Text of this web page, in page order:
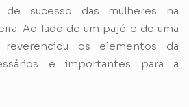
sucesso das mulheres na
Ao lado de um pajé e de uma
os elementos da
e importantes para a